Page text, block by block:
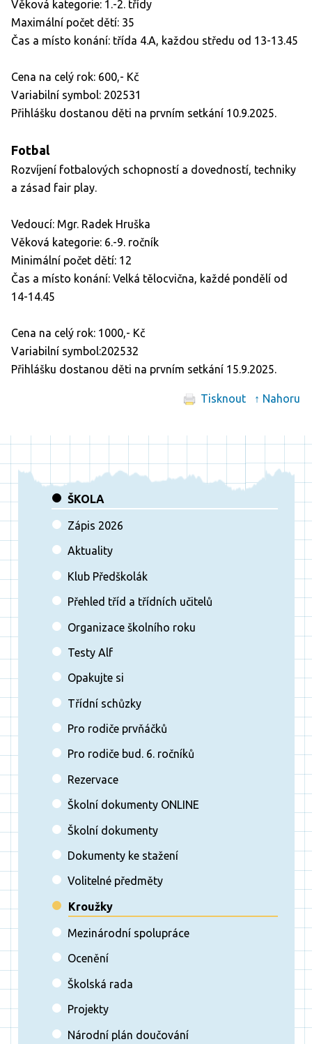
Věková kategorie: 1.-2. třídy
Maximální počet dětí: 35
Čas a místo konání: třída 4.A, každou středu od 13-13.45
Cena na celý rok: 600,- Kč
Variabilní symbol: 202531
Přihlášku dostanou děti na prvním setkání 10.9.2025.
Fotbal
Rozvíjení fotbalových schopností a dovedností, techniky
a zásad fair play.
Vedoucí: Mgr. Radek Hruška
Věková kategorie: 6.-9. ročník
Minimální počet dětí: 12
Čas a místo konání: Velká tělocvična, každé pondělí od
14-14.45
Cena na celý rok: 1000,- Kč
Variabilní symbol:202532
Přihlášku dostanou děti na prvním setkání 15.9.2025.
Tisknout ↑ Nahoru
ŠKOLA
Zápis 2026
Aktuality
Klub Předškolák
Přehled tříd a třídních učitelů
Organizace školního roku
Testy Alf
Opakujte si
Třídní schůzky
Pro rodiče prvňáčků
Pro rodiče bud. 6. ročníků
Rezervace
Školní dokumenty ONLINE
Školní dokumenty
Dokumenty ke stažení
Volitelné předměty
Kroužky
Mezinárodní spolupráce
Ocenění
Školská rada
Projekty
Národní plán doučování